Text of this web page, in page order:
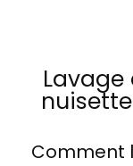
Comment